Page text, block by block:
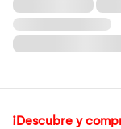
¡Descubre y